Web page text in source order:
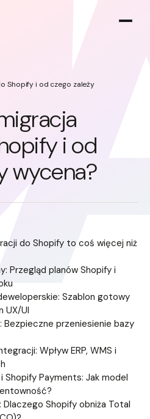
Shopify i od czego zależy wycena?
i od
wycena?
do Shopify to coś więcej niż
Przegląd planów Shopify i
Szablon gotowy
UX/UI
Bezpieczne przeniesienie bazy
Wpływ ERP, WMS i
Shopify Payments: Jak model
Dlaczego Shopify obniża Total